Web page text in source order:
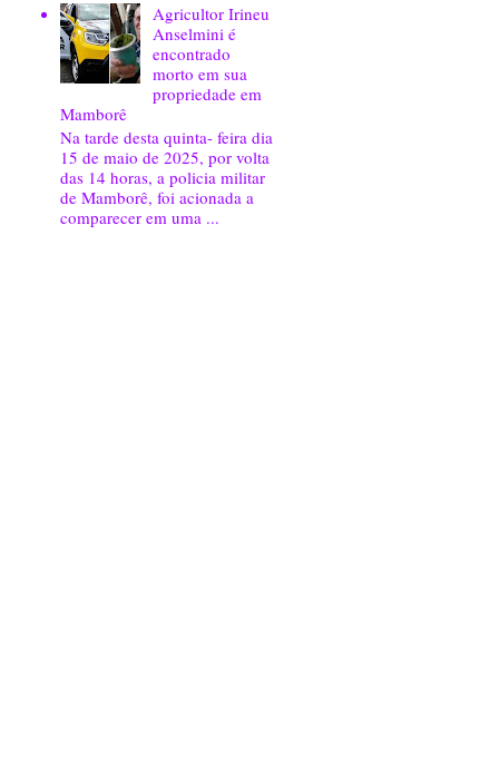
Agricultor Irineu
Anselmini é
encontrado
morto em sua
propriedade em
Mamborê
Na tarde desta quinta- feira dia
15 de maio de 2025, por volta
das 14 horas, a policia militar
de Mamborê, foi acionada a
comparecer em uma ...